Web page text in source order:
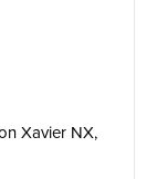
Xavier NX,